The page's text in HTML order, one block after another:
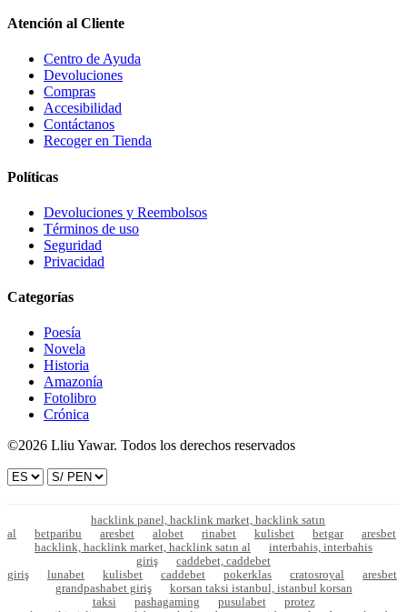
Atención al Cliente
Centro de Ayuda
Devoluciones
Compras
Accesibilidad
Contáctanos
Recoger en Tienda
Políticas
Devoluciones y Reembolsos
Términos de uso
Seguridad
Privacidad
Categorías
Poesía
Novela
Historia
Amazonía
Fotolibro
Crónica
©2026 Lliu Yawar. Todos los derechos reservados
hacklink panel, hacklink market, hacklink satın
al
betparibu aresbet alobet rinabet kulisbet betgar
aresbet
hacklink, hacklink market, hacklink satın al
interbahis, interbahis
giriş
caddebet, caddebet
giriş
lunabet kulisbet caddebet pokerklas cratosroyal
aresbet
grandpashabet giriş
korsan taksi istanbul, istanbul korsan
taksi
pashagaming pusulabet
protez